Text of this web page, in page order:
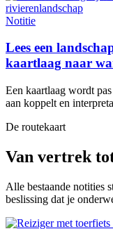
Notitie
Lees een
kaartlaag naar
Een kaartlaag wordt
aan koppelt en
De routekaart
Van vertrek
Alle bestaande notities
beslissing dat je